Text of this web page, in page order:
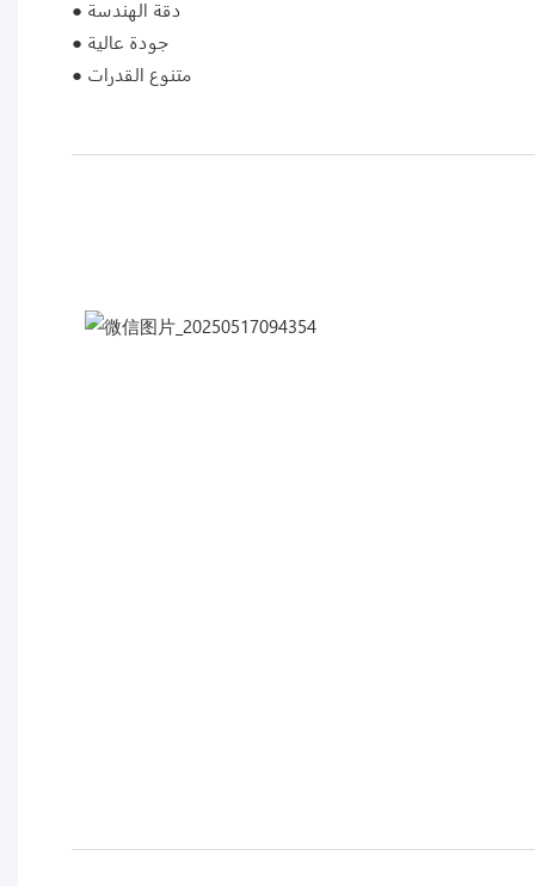
● دقة الهندسة
● جودة عالية
● متنوع القدرات